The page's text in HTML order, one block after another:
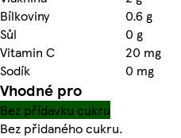
Bílkoviny
0.6 g
Sůl
0 g
Vitamin C
20 mg
Sodík
0 mg
Vhodné pro
Bez přídavku cukru
Bez přidaného cukru.